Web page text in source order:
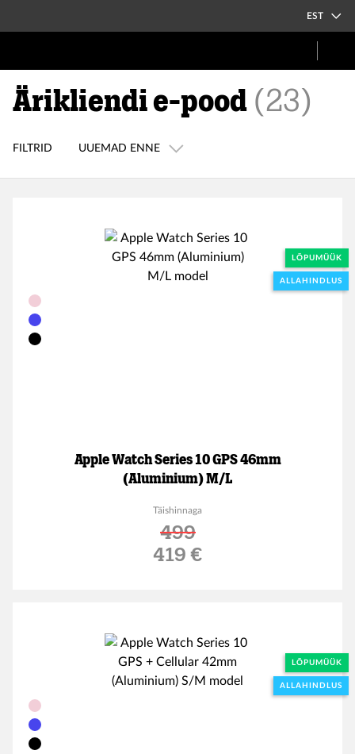
EST
Ärikliendi e-pood (23)
FILTRID UUEMAD ENNE
LÕPUMÜÜK
ALLAHINDLUS
Apple Watch Series 10 GPS 46mm
(Aluminium) M/L
Täishinnaga
499
Soodushind
419 €
LÕPUMÜÜK
ALLAHINDLUS